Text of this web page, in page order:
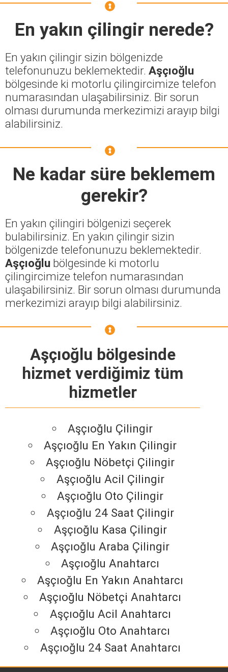
En yakın çilingir nerede?
En yakın çilingir sizin bölgenizde
telefonunuzu beklemektedir. Aşçıoğlu
bölgesinde ki motorlu çilingircimize telefon
numarasından ulaşabilirsiniz. Bir sorun
olması durumunda merkezimizi arayıp bilgi
alabilirsiniz.
Ne kadar süre beklemem
gerekir?
En yakın çilingiri bölgenizi seçerek
bulabilirsiniz. En yakın çilingir sizin
bölgenizde telefonunuzu beklemektedir.
Aşçıoğlu bölgesinde ki motorlu
çilingircimize telefon numarasından
ulaşabilirsiniz. Bir sorun olması durumunda
merkezimizi arayıp bilgi alabilirsiniz.
Aşçıoğlu bölgesinde
hizmet verdiğimiz tüm
hizmetler
Aşçıoğlu Çilingir
Aşçıoğlu En Yakın Çilingir
Aşçıoğlu Nöbetçi Çilingir
Aşçıoğlu Acil Çilingir
Aşçıoğlu Oto Çilingir
Aşçıoğlu 24 Saat Çilingir
Aşçıoğlu Kasa Çilingir
Aşçıoğlu Araba Çilingir
Aşçıoğlu Anahtarcı
Aşçıoğlu En Yakın Anahtarcı
Aşçıoğlu Nöbetçi Anahtarcı
Aşçıoğlu Acil Anahtarcı
Aşçıoğlu Oto Anahtarcı
Aşçıoğlu 24 Saat Anahtarcı